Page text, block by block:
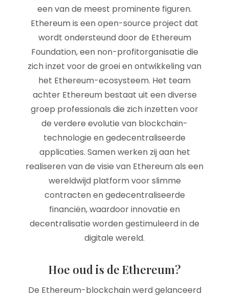
een van de meest prominente figuren.
Ethereum is een open-source project dat
wordt ondersteund door de Ethereum
Foundation, een non-profitorganisatie die
zich inzet voor de groei en ontwikkeling van
het Ethereum-ecosysteem. Het team
achter Ethereum bestaat uit een diverse
groep professionals die zich inzetten voor
de verdere evolutie van blockchain-
technologie en gedecentraliseerde
applicaties. Samen werken zij aan het
realiseren van de visie van Ethereum als een
wereldwijd platform voor slimme
contracten en gedecentraliseerde
financiën, waardoor innovatie en
decentralisatie worden gestimuleerd in de
digitale wereld.
Hoe oud is de Ethereum?
De Ethereum-blockchain werd gelanceerd